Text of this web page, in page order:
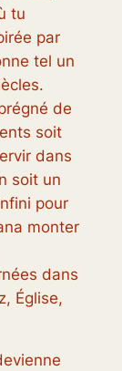
tu
par
tel un
de
soit
dans
soit un
pour
monter
dans
Église,